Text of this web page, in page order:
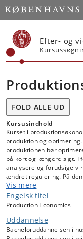
Start
Efter- og
FOLD ALLE UD
Kursusindhold
Kurset i
produktion og
produktionen bør
på kort og længere sigt. I
analysere og forudsige
ændret regulering. På
optimal regulering.
Kursets udgangspunkt er
vægt på at relatere
Ofte (men ikke altid)
landbruget. Derfor vil der
retning af miljø- og
Vis mere
Engelsk titel
Production Economics
Uddannelse
Bacheloruddannelsen i